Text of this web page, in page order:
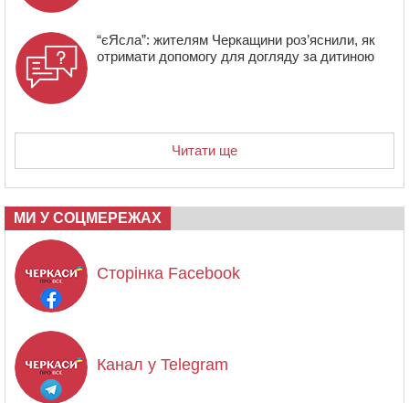
“єЯсла”: жителям Черкащини роз’яснили, як
отримати допомогу для догляду за дитиною
Читати ще
МИ У СОЦМЕРЕЖАХ
Сторінка Facebook
Канал у Telegram